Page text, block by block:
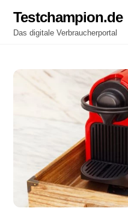
content
Testchampion.de
Das digitale Verbraucherportal